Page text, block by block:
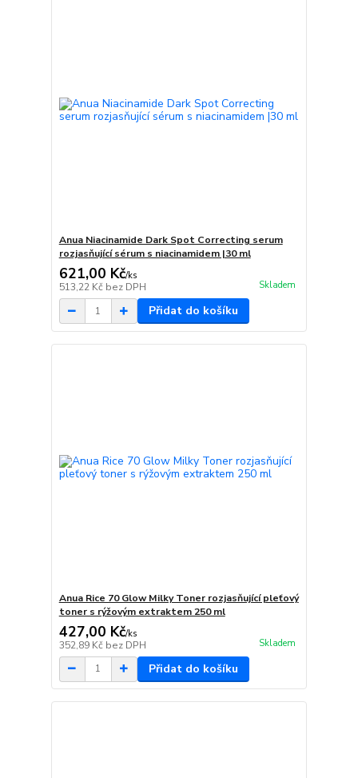
Anua Niacinamide Dark Spot Correcting serum
rozjasňující sérum s niacinamidem |30 ml
621,00 Kč/ks
513,22 Kč bez DPH Skladem
Přidat do košíku
Anua Rice 70 Glow Milky Toner rozjasňující pleťový
toner s rýžovým extraktem 250 ml
427,00 Kč/ks
352,89 Kč bez DPH Skladem
Přidat do košíku